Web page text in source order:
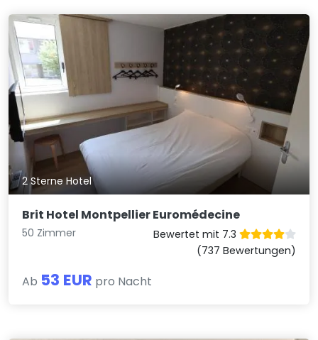
2 Sterne Hotel
Brit Hotel Montpellier Euromédecine
50 Zimmer
Bewertet mit 7.3
(737 Bewertungen)
Ab 53 EUR pro Nacht